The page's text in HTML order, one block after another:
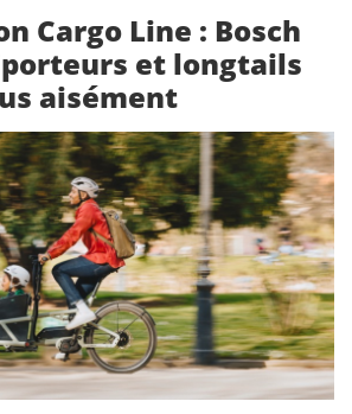
Cargo Line : Bosch
et longtails
aisément